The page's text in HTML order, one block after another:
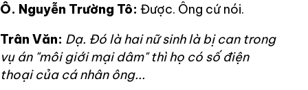
Ô. Nguyễn Trường Tô: Được. Ông cứ nói.
Trân Văn: Dạ. Đó là hai nữ sinh là bị can trong
vụ án "môi giới mại dâm" thì họ có số điện
thoại của cá nhân ông...